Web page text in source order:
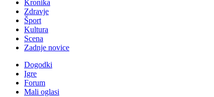
Kronika
Zdravje
Šport
Kultura
Scena
Zadnje novice
Dogodki
Igre
Forum
Mali oglasi